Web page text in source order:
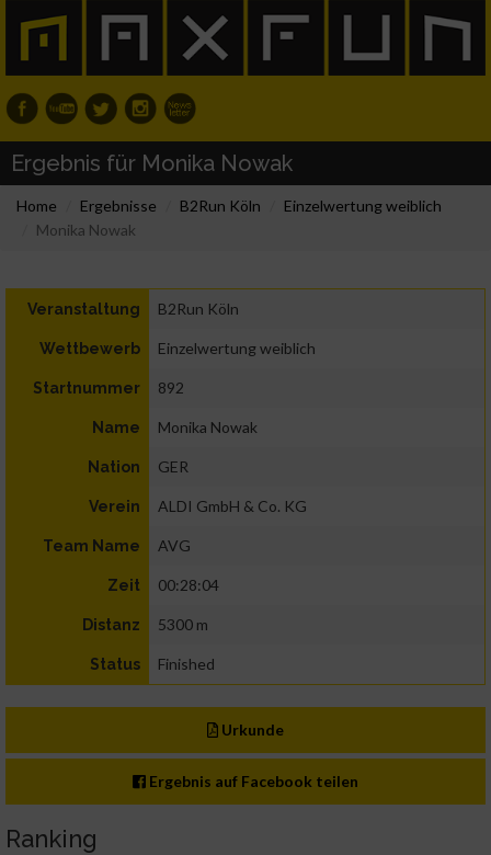
Ergebnis für Monika Nowak
Home Ergebnisse B2Run Köln
Einzelwertung weiblich
Monika Nowak
Veranstaltung B2Run Köln
Wettbewerb Einzelwertung weiblich
Startnummer 892
Name Monika Nowak
Nation GER
Verein ALDI GmbH & Co. KG
Team Name AVG
Zeit 00:28:04
Distanz 5300 m
Status Finished
Urkunde
Ergebnis auf Facebook teilen
Ranking